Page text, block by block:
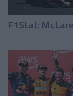
F1Stat: